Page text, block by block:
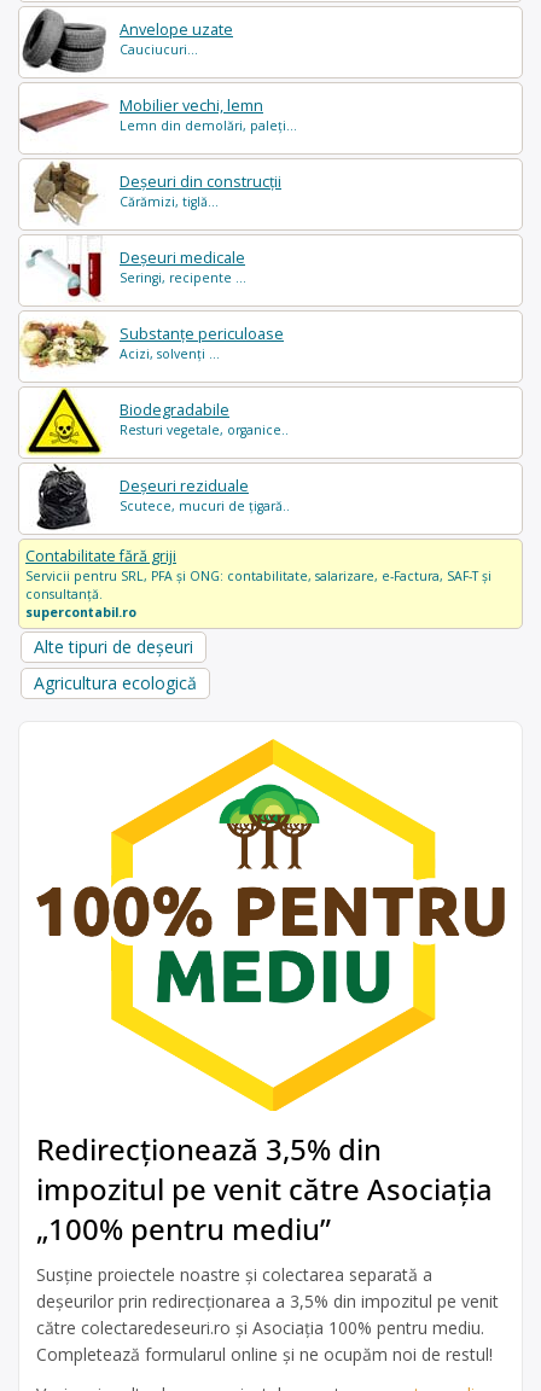
Anvelope uzate
Cauciucuri...
Mobilier vechi, lemn
Lemn din demolări, paleți...
Deșeuri din construcții
Cărămizi, tiglă...
Deșeuri medicale
Seringi, recipente ...
Substanțe periculoase
Acizi, solvenți ...
Biodegradabile
Resturi vegetale, organice..
Deșeuri reziduale
Scutece, mucuri de țigară..
Contabilitate fără griji
Servicii pentru SRL, PFA și ONG: contabilitate, salarizare, e-Factura, SAF-T și
consultanță.
supercontabil.ro
Alte tipuri de deșeuri
Agricultura ecologică
Redirecționează 3,5% din
impozitul pe venit către Asociația
„100% pentru mediu”
Susține proiectele noastre și colectarea separată a
deșeurilor prin redirecționarea a 3,5% din impozitul pe venit
către colectaredeseuri.ro și Asociația 100% pentru mediu.
Completează formularul online și ne ocupăm noi de restul!